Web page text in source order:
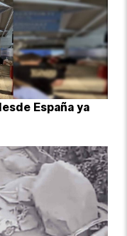
España ya